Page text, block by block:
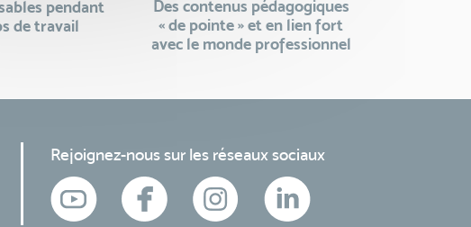
pendant
de travail
Des contenus pédagogiques
« de pointe » et en lien fort
avec le monde professionnel
Rejoignez-nous sur les réseaux sociaux